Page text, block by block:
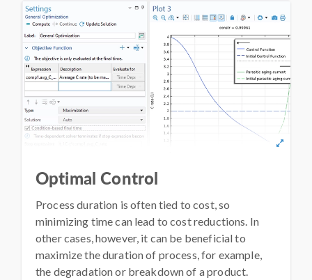
Optimal Control
Process duration is often tied to cost, so
minimizing time can lead to cost reductions. In
other cases, however, it can be beneficial to
maximize the duration of process, for example,
the degradation or breakdown of a product.